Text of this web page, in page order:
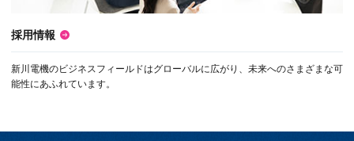
採用情報
新川電機のビジネスフィールドはグローバルに広がり、未来へのさまざまな可
能性にあふれています。